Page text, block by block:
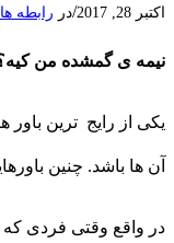
اکتبر 28, 2017 /در رابطه
نیمه ی گمشده من
یکی از رایج ترین
آن ها باشد. چنین
در واقع وقتی فردی که